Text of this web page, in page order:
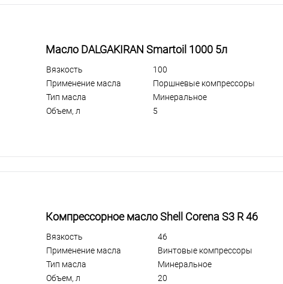
Масло DALGAKIRAN Smartoil 1000 5л
Вязкость
100
Применение масла
Поршневые компрессоры
Тип масла
Минеральное
Объем, л
5
Компрессорное масло Shell Corena S3 R 46
Вязкость
46
Применение масла
Винтовые компрессоры
Тип масла
Минеральное
Объем, л
20